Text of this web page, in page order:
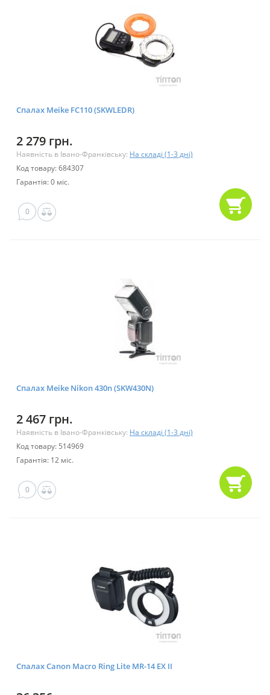
Спалах Meike FC110 (SKWLEDR)
2 279 грн.
Наявність в Івано-Франківську: На складі (1-3 дні)
Код товару: 684307
Гарантія: 0 міс.
0
Спалах Meike Nikon 430n (SKW430N)
2 467 грн.
Наявність в Івано-Франківську: На складі (1-3 дні)
Код товару: 514969
Гарантія: 12 міс.
0
Спалах Canon Macro Ring Lite MR-14 EX II